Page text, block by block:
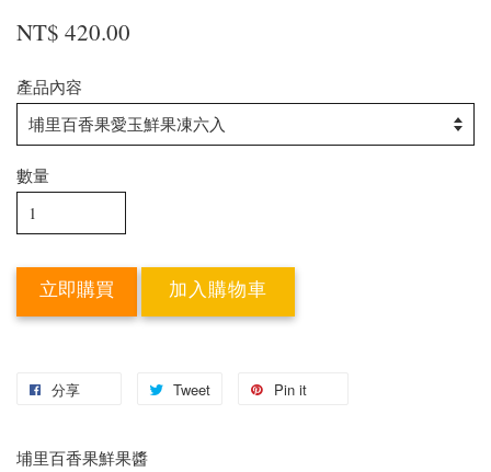
NT$ 420.00
產品內容
數量
立即購買 加入購物車
分享 Tweet Pin it
埔里百香果鮮果醬